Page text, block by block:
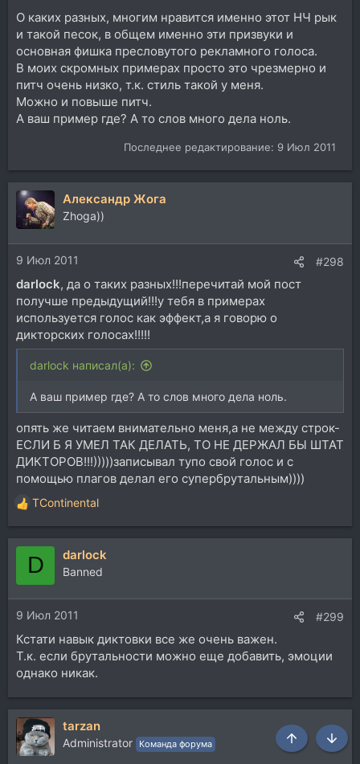
наверное,по крайней мере с тех пор как появились
питчи и вокодеры)))))
О каких разных, многим нравится именно этот НЧ рык
и такой песок, в общем именно эти призвуки и
основная фишка пресловутого рекламного голоса.
В моих скромных примерах просто это чрезмерно и
питч очень низко, т.к. стиль такой у меня.
Можно и повыше питч.
А ваш пример где? А то слов много дела ноль.
Последнее редактирование: 9 Июл 2011
Александр Жога
Zhoga))
9 Июл 2011 #298
darlock, да о таких разных!!!перечитай мой пост
получше предыдущий!!!у тебя в примерах
используется голос как эффект,а я говорю о
дикторских голосах!!!!!
darlock написал(а):
А ваш пример где? А то слов много дела ноль.
опять же читаем внимательно меня,а не между строк-
ЕСЛИ Б Я УМЕЛ ТАК ДЕЛАТЬ, ТО НЕ ДЕРЖАЛ БЫ ШТАТ
ДИКТОРОВ!!!)))))записывал тупо свой голос и с
помощью плагов делал его супербрутальным))))
Р
е
а
и
и
:
TContinental
D darlock
Banned
9 Июл 2011 #299
Кстати навык диктовки все же очень важен.
Т.к. если брутальности можно еще добавить, эмоции
однако никак.
tarzan
Administrator Команда форума Сверху Снизу